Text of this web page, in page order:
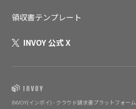
領収書テンプレート
INVOY 公式 X
INVOY(インボイ) - クラウド請求書プラットフォーム